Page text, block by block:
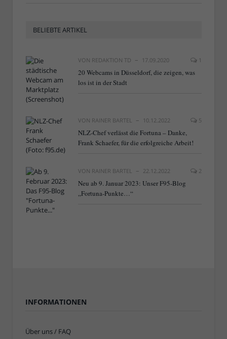
BELIEBTE ARTIKEL
VON REDAKTION TD 17.09.2020 1
20 Webcams in Düsseldorf, die zeigen, was
los ist in der Stadt
VON RAINER BARTEL 10.12.2022 5
NLZ-Chef verlässt die Fortuna – Danke,
Frank Schaefer, für die erfolgreiche Arbeit!
VON RAINER BARTEL 22.12.2022 2
Neu ab 9. Januar 2023: Unser F95-Blog
„Fortuna-Punkte…“
INFORMATIONEN
Über uns / FAQ